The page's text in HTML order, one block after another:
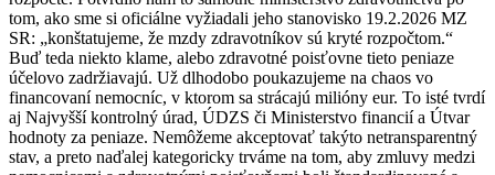
tom, ako sme si oficiálne vyžiadali jeho stanovisko 19.2.2026 MZ
SR: „konštatujeme, že mzdy zdravotníkov sú kryté rozpočtom.“
Buď teda niekto klame, alebo zdravotné poisťovne tieto peniaze
účelovo zadržiavajú. Už dlhodobo poukazujeme na chaos vo
financovaní nemocníc, v ktorom sa strácajú milióny eur. To isté tvrdí
aj Najvyšší kontrolný úrad, ÚDZS či Ministerstvo financií a Útvar
hodnoty za peniaze. Nemôžeme akceptovať takýto netransparentný
stav, a preto naďalej kategoricky trváme na tom, aby zmluvy medzi